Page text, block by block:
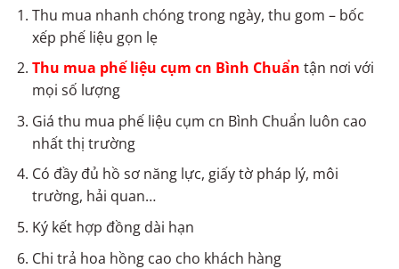
Thu mua nhanh chóng trong ngày, thu gom – bốc
xếp phế liệu gọn lẹ
Thu mua phế liệu cụm cn Bình Chuẩn tận nơi với
mọi số lượng
Giá thu mua phế liệu cụm cn Bình Chuẩn luôn cao
nhất thị trường
Có đầy đủ hồ sơ năng lực, giấy tờ pháp lý, môi
trường, hải quan…
Ký kết hợp đồng dài hạn
Chi trả hoa hồng cao cho khách hàng